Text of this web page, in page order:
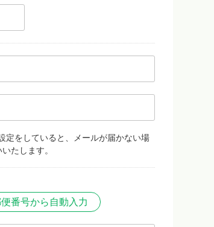
をしていると、メールが届かない場
たします。
番号から自動入力